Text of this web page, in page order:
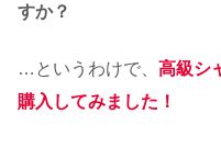
すか？
…というわけで、 高級シ
購入してみました！